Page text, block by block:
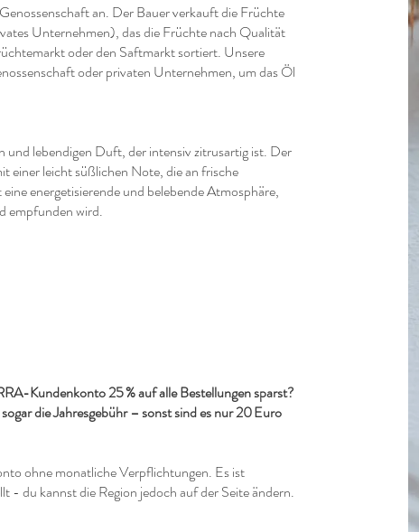
an. Der Bauer verkauft die Früchte
Unternehmen), das die Früchte nach Qualität
oder den Saftmarkt sortiert. Unsere
oder privaten Unternehmen, um das Öl
und lebendigen Duft, der intensiv zitrusartig ist. Der
einer leicht süßlichen Note, die an frische
energetisierende und belebende Atmosphäre,
empfunden wird.
Kundenkonto 25 % auf alle Bestellungen sparst?
die Jahresgebühr – sonst sind es nur 20 Euro
ohne monatliche Verpflichtungen. Es ist
- du kannst die Region jedoch auf der Seite ändern.